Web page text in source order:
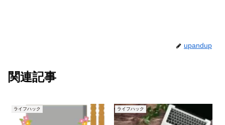
upandup
関連記事
ライフハック ライフハック